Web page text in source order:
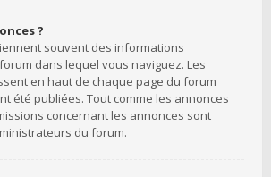
?
souvent des informations
dans lequel vous naviguez. Les
en haut de chaque page du forum
été publiées. Tout comme les annonces
concernant les annonces sont
du forum.